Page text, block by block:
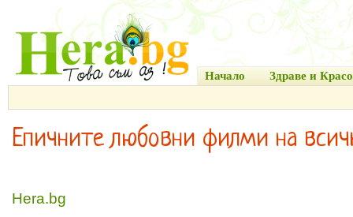
Начало Здраве и
Епичните любовни филми на
Hera.bg